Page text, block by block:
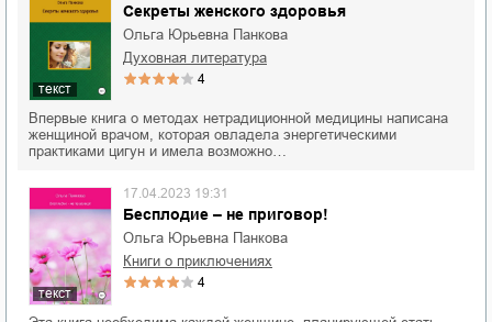
текст
Секреты женского здоровья
Ольга Юрьевна Панкова
духовная литература
4
Впервые книга о методах нетрадиционной медицины написана
женщиной врачом, которая овладела энергетическими
практиками цигун и имела возможно…
текст
Бесплодие – не приговор!
17.04.2023 19:31
Ольга Юрьевна Панкова
книги о приключениях
4